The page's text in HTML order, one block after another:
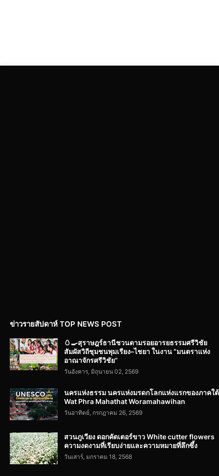
ข่าวรายสัปดาห์ TOP NEWS POST
🥚🍳สุราษฎร์ธานีชวนตามรอยอารยธรรมศรีวิชัย
สัมผัสวิถีชุมชนพุมเรียง–ไชยา ในงาน “มนตราแห่ง
อาณาจักรศรีวิชัย”
วันอังคาร, มิถุนายน 02, 2569
นครแห่งธรรม นครแห่งมรดกโลกแห่งแรกของภาคใต้
Wat Phra Mahathat Woramahawihan
วันอาทิตย์, กรกฎาคม 26, 2569
สวนภูเวียง ดอกคัตเตอร์ขาว White cutter flowers
ความงดงามที่เรียบง่ายและความหมายที่ลึกซึ้ง
วันเสาร์, มกราคม 18, 2568